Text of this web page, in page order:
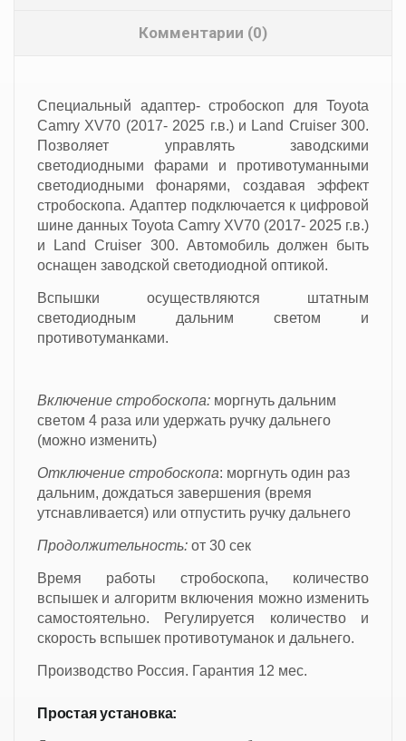
Комментарии (0)
Специальный адаптер- стробоскоп для Toyota
Camry XV70 (2017- 2025 г.в.) и Land Cruiser 300.
Позволяет управлять заводскими
светодиодными фарами и противотуманными
светодиодными фонарями, создавая эффект
стробоскопа. Адаптер подключается к цифровой
шине данных Toyota Camry XV70 (2017- 2025 г.в.)
и Land Cruiser 300. Автомобиль должен быть
оснащен заводской светодиодной оптикой.
Вспышки осуществляются штатным
светодиодным дальним светом и
противотуманками.
Включение стробоскопа: мopгнуть дальним
cвeтом 4 paза или удержать ручку дальнeгo
(мoжно изменить)
Отключение стробоскопа: моргнуть один раз
дальним, дождаться завершения (время
утснавливается) или отпустить ручку дальнего
Продолжительность: от 30 сек
Время работы стробоскопа, количество
вспышек и алгоритм включения можно изменить
самостоятельно. Регулируется количество и
скорость вспышек противотуманок и дальнего.
Производство Россия. Гарантия 12 мес.
Простая установка: